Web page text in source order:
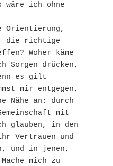
wäre ich ohne
Orientierung,
die richtige
Woher käme
Sorgen drücken,
es gilt
mir entgegen,
Nähe an: durch
mit
glauben, in den
Vertrauen und
und in jenen,
mich zu